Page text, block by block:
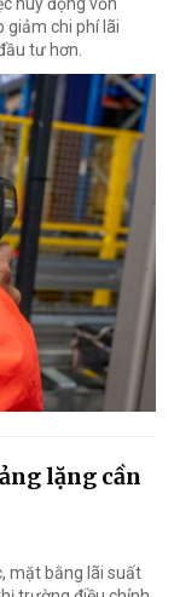
giảm chi phí lãi
tư hơn.
lặng cần
mặt bằng lãi suất